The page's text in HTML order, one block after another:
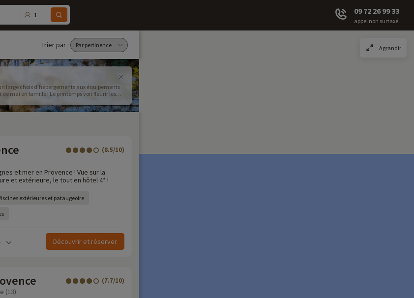
1 09 72 26 99 33
appel non surtaxé
Trier par :
large choix d’hébergements aux équipements
de mai en famille ! Le printemps voit fleurir les
2023 Quel(s) week-end(s) de pont allez-vous
(8.5/10)
et mer en Provence ! Vue sur la
et extérieure, le tout en hôtel 4* !
extérieures et pataugeoire
Découvrir et réserver
(7.7/10)
(13)
Agrandir